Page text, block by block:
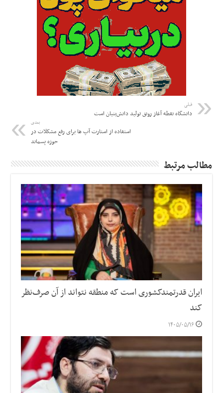
قبلی
دانشگاه‌ نقطه آغاز رونق تولید دانش‌بنیان است
بعدی
استفاده از استارت آپ ها برای رفع مشکلات در
حوزه پسماند
مطالب مرتبط
ایران قدرتمندکشوری است که منطقه نتواند از آن صرف‌نظر
کند
۱۴۰۵/۰۵/۱۶